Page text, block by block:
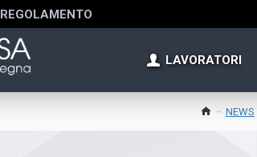
REGOLAMENTO
LAVORATORI
NEWS